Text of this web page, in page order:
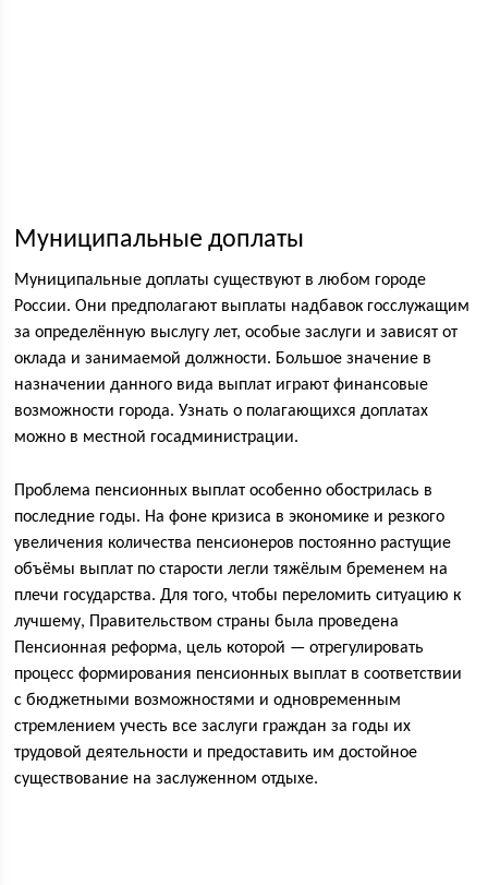
Муниципальные доплаты
Муниципальные доплаты существуют в любом городе
России. Они предполагают выплаты надбавок госслужащим
за определённую выслугу лет, особые заслуги и зависят от
оклада и занимаемой должности. Большое значение в
назначении данного вида выплат играют финансовые
возможности города. Узнать о полагающихся доплатах
можно в местной госадминистрации.
Проблема пенсионных выплат особенно обострилась в
последние годы. На фоне кризиса в экономике и резкого
увеличения количества пенсионеров постоянно растущие
объёмы выплат по старости легли тяжёлым бременем на
плечи государства. Для того, чтобы переломить ситуацию к
лучшему, Правительством страны была проведена
Пенсионная реформа, цель которой — отрегулировать
процесс формирования пенсионных выплат в соответствии
с бюджетными возможностями и одновременным
стремлением учесть все заслуги граждан за годы их
трудовой деятельности и предоставить им достойное
существование на заслуженном отдыхе.